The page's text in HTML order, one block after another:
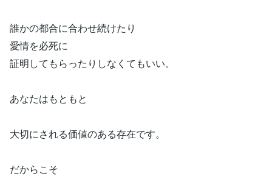
誰かの都合に合わせ続けたり
愛情を必死に
証明してもらったりしなくてもいい。
あなたはもともと
大切にされる価値のある存在です。
だからこそ